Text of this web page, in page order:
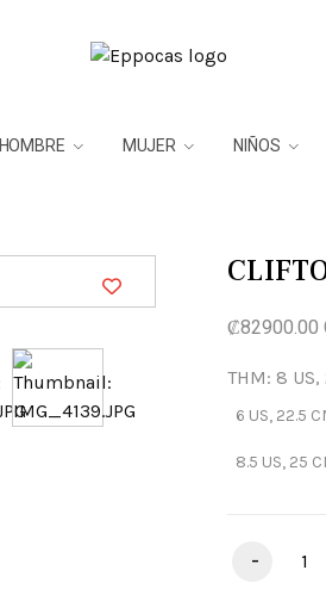
HOMBRE MUJER NIÑOS
₡82900.00
THM: 8 US,
6 US, 22.5
8.5 US, 25
-